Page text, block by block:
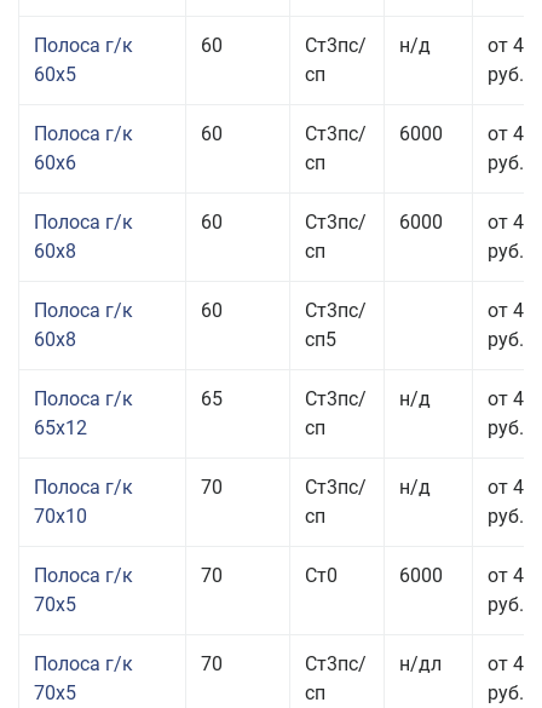
Полоса г/к
60x5
60
Ст3пс/
сп
н/д
от 42
руб.
Полоса г/к
60x6
60
Ст3пс/
сп
6000
от 42
руб.
Полоса г/к
60x8
60
Ст3пс/
сп
6000
от 42
руб.
Полоса г/к
60x8
60
Ст3пс/
сп5
от 42
руб.
Полоса г/к
65x12
65
Ст3пс/
сп
н/д
от 42
руб.
Полоса г/к
70x10
70
Ст3пс/
сп
н/д
от 42
руб.
Полоса г/к
70x5
70 Ст0 6000
от 44
руб.
Полоса г/к
70x5
70
Ст3пс/
сп
н/дл
от 44
руб.